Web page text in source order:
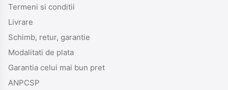
Termeni si conditii
Livrare
Schimb, retur, garantie
Modalitati de plata
Garantia celui mai bun pret
ANPCSP